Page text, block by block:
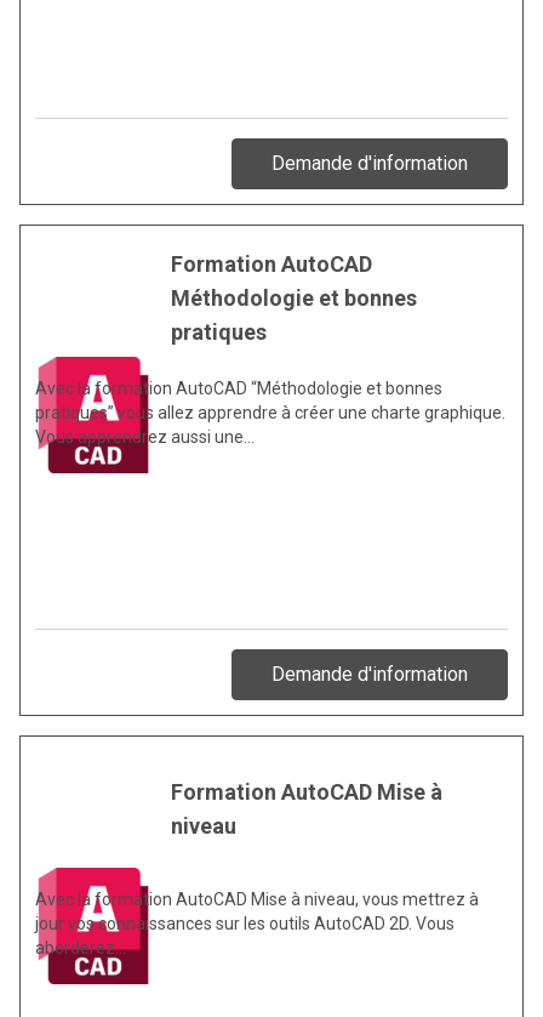
Demande d'information
Formation AutoCAD
Méthodologie et bonnes
pratiques
Avec la formation AutoCAD “Méthodologie et bonnes
pratiques” vous allez apprendre à créer une charte graphique.
Vous apprendrez aussi une…
Demande d'information
Formation AutoCAD Mise à
niveau
Avec la formation AutoCAD Mise à niveau, vous mettrez à
jour vos connaissances sur les outils AutoCAD 2D. Vous
aborderez…